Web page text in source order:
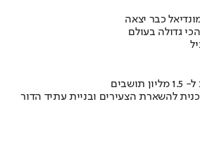
כבר יצאה
גדולה בעולם
להשארת הצעירים ובניית עתיד הדור